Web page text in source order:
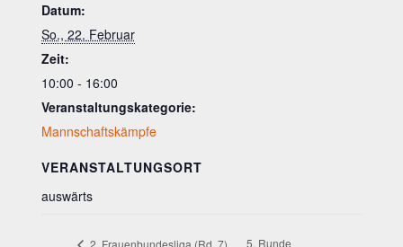
Datum:
So., 22. Februar
Zeit:
10:00 - 16:00
Veranstaltungskategorie:
Mannschaftskämpfe
VERANSTALTUNGSORT
auswärts
2. Frauenbundesliga (Rd. 7) 5. Runde